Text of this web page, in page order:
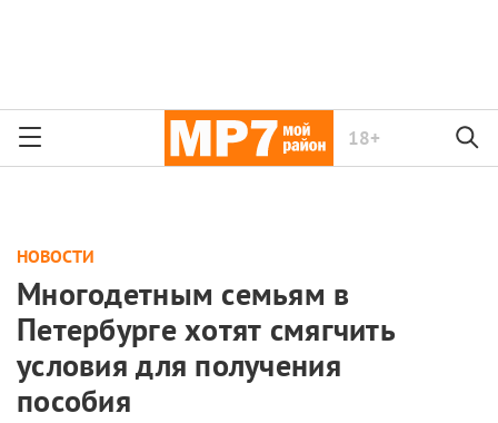
18+
НОВОСТИ
Многодетным семьям в
Петербурге хотят смягчить
условия для получения
пособия